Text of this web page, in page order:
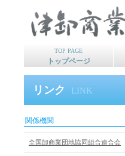
リンク LINK
関係機関
全国卸商業団地協同組合連合会
TOP PAGE
トップページ